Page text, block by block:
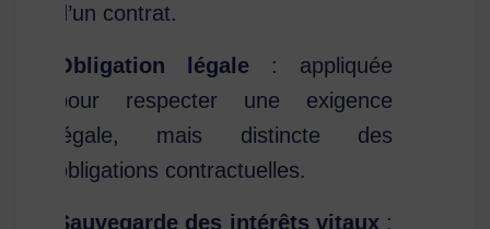
d’un contrat.
Obligation légale : appliquée
pour respecter une exigence
légale, mais distincte des
obligations contractuelles.
Sauvegarde des intérêts vitaux: